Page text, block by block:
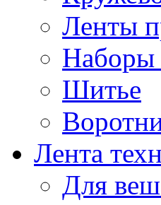
Ленты
Наборы
Шитье
Лента
Для